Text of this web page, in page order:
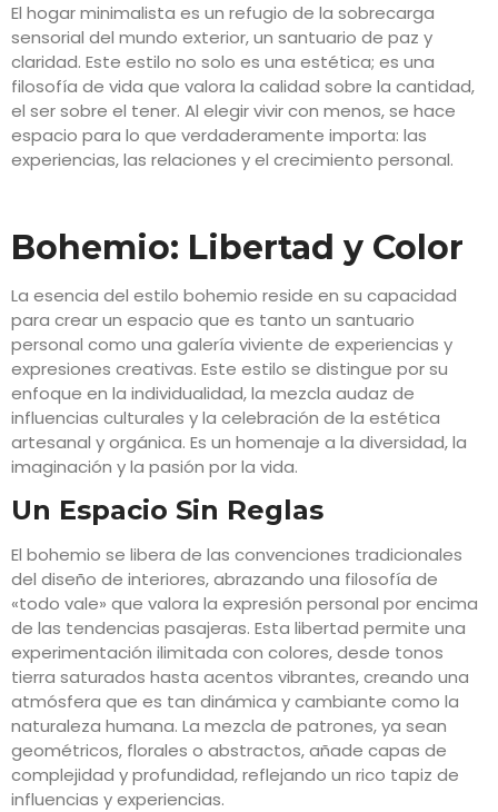
El hogar minimalista es un refugio de la sobrecarga
sensorial del mundo exterior, un santuario de paz y
claridad. Este estilo no solo es una estética; es una
filosofía de vida que valora la calidad sobre la cantidad,
el ser sobre el tener. Al elegir vivir con menos, se hace
espacio para lo que verdaderamente importa: las
experiencias, las relaciones y el crecimiento personal.
Bohemio: Libertad y Color
La esencia del estilo bohemio reside en su capacidad
para crear un espacio que es tanto un santuario
personal como una galería viviente de experiencias y
expresiones creativas. Este estilo se distingue por su
enfoque en la individualidad, la mezcla audaz de
influencias culturales y la celebración de la estética
artesanal y orgánica. Es un homenaje a la diversidad, la
imaginación y la pasión por la vida.
Un Espacio Sin Reglas
El bohemio se libera de las convenciones tradicionales
del diseño de interiores, abrazando una filosofía de
«todo vale» que valora la expresión personal por encima
de las tendencias pasajeras. Esta libertad permite una
experimentación ilimitada con colores, desde tonos
tierra saturados hasta acentos vibrantes, creando una
atmósfera que es tan dinámica y cambiante como la
naturaleza humana. La mezcla de patrones, ya sean
geométricos, florales o abstractos, añade capas de
complejidad y profundidad, reflejando un rico tapiz de
influencias y experiencias.